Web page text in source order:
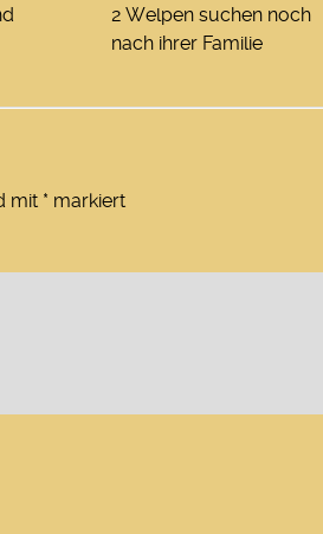
2 Welpen suchen noch
nach ihrer Familie
mit * markiert